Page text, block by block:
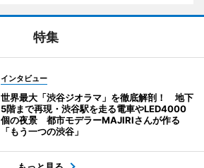
特集
インタビュー
世界最大「渋谷ジオラマ」を徹底解剖！ 地下
5階まで再現・渋谷駅を走る電車やLED4000
個の夜景 都市モデラーMAJIRIさんが作る
「もう一つの渋谷」